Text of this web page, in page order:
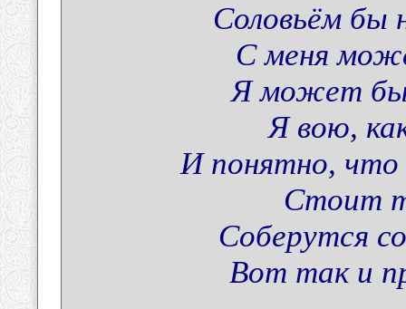
Соловьём бы
С меня
Я может бы
Я вою,
И понятно, что
Стоит
Соберутся
Вот так и